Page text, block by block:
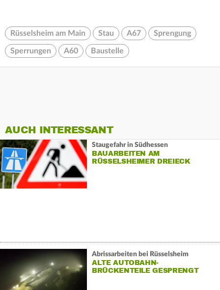
Rüsselsheim am Main Stau A67 Sprengung
Sperrungen A60 Baustelle
AUCH INTERESSANT
Staugefahr in Südhessen
BAUARBEITEN AM
RÜSSELSHEIMER DREIECK
Abrissarbeiten bei Rüsselsheim
ALTE AUTOBAHN-
BRÜCKENTEILE GESPRENGT